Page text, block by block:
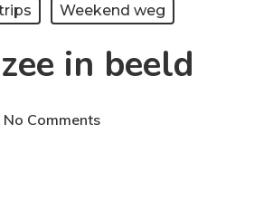
Weekend weg
in beeld
No Comments